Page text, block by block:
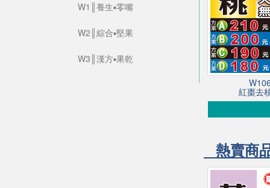
紅棗去
熱賣商
W1║養生▪零嘴
W2║綜合▪堅果
W3║漢方▪果乾